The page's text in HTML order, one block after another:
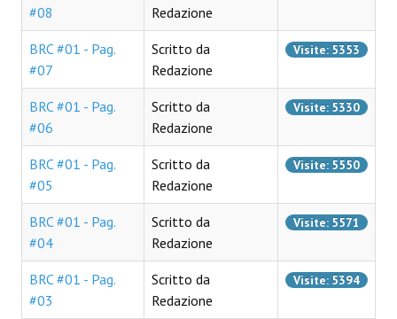
Spaghetti Western
Fuori Collana
Riviste e Speciali
Be Side
Talkink
Solaris*
Saggistica
#08
Redazione
BRC #01 - Pag.
#07
Scritto da
Redazione
Visite: 5353
BRC #01 - Pag.
#06
Scritto da
Redazione
Visite: 5330
BRC #01 - Pag.
#05
Scritto da
Redazione
Visite: 5550
BRC #01 - Pag.
#04
Scritto da
Redazione
Visite: 5571
BRC #01 - Pag.
#03
Scritto da
Redazione
Visite: 5394